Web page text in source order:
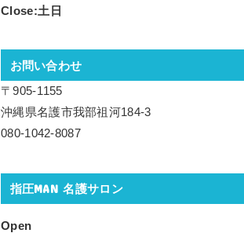
Close:土日
お問い合わせ
〒905-1155
沖縄県名護市我部祖河184-3
080-1042-8087
指圧MAN 名護サロン
Open